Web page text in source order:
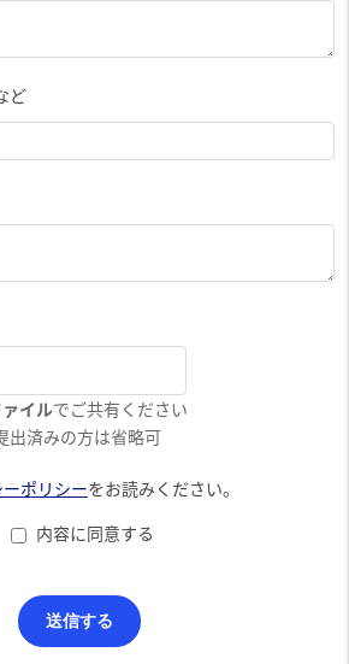
ど
イルでご共有ください
済みの方は省略可
ポリシーをお読みください。
内容に同意する